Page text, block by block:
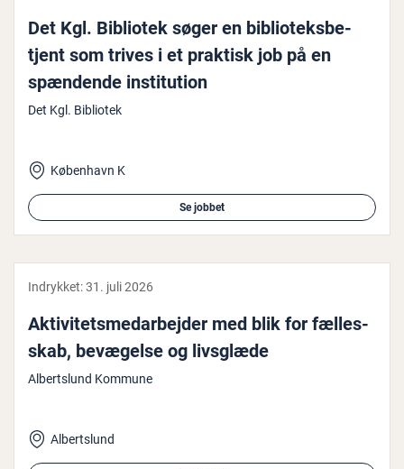
Det Kgl. Bibliotek søger en bi­bli­o­teks­be­
tjent som trives i et praktisk job på en
spændende in­sti­tu­tion
Det Kgl. Bibliotek
København K
Se jobbet
Indrykket:31. juli 2026
Ak­ti­vi­tets­me­d­ar­bej­der med blik for fæl­les­
skab, bevægelse og livsglæde
Albertslund Kommune
Albertslund